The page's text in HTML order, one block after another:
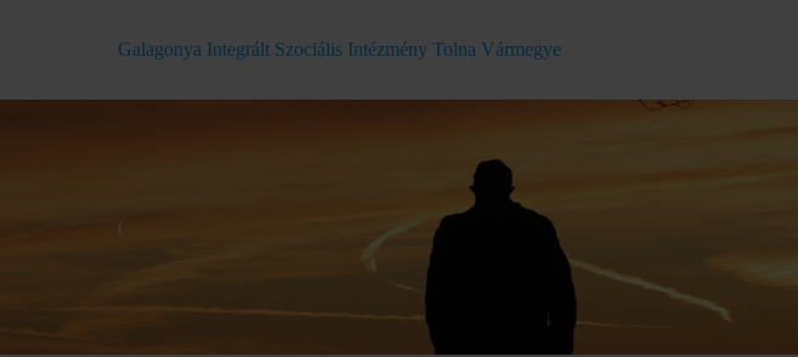
Galagonya Integrált Szociális Intézmény Tolna Vármegye
(